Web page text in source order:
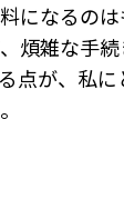
になるの
煩雑な手続
点が、私に